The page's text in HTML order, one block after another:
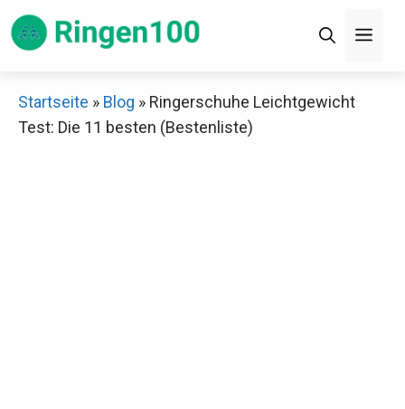
Zum
Inhalt
Startseite » Blog » Ringerschuhe Leichtgewicht
Test: Die 11 besten (Bestenliste)
Decathlon Sale